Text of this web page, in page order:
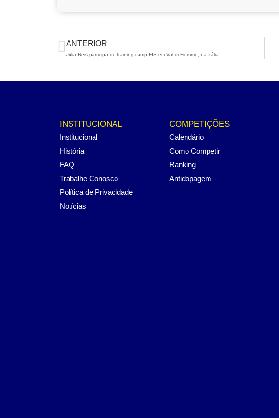
ANTERIOR
Julia Reis participa de training camp FIS em Val di Fiemme, na Itália
INSTITUCIONAL
Institucional
História
FAQ
Trabalhe Conosco
Política de Privacidade
Notícias
COMPETIÇÕES
Calendário
Como Competir
Ranking
Antidopagem